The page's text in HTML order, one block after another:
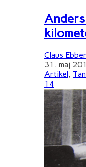
Claus
31. maj
Artikel ,
14